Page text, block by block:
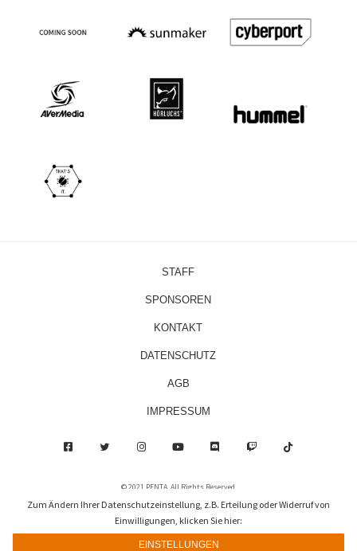
STAFF
SPONSOREN
KONTAKT
DATENSCHUTZ
AGB
IMPRESSUM
© 2021 PENTA. All Rights Reserved.
Zum Ändern Ihrer Datenschutzeinstellung, z.B. Erteilung oder Widerruf von
Einwilligungen, klicken Sie hier:
EINSTELLUNGEN